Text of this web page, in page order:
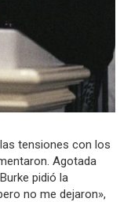
tensiones con los
Agotada
pidió la
no me dejaron»,